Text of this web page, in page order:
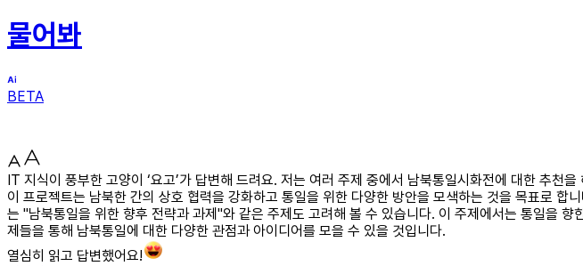
물어봐
BETA
IT 지식이 풍부한 고양이 ‘요고’가 답변해 드려요. 저는 여러 주제 중에서 남북통일시화전에 대한 추
이 프로젝트는 남북한 간의 상호 협력을 강화하고 통일을 위한 다양한 방안을 모색하는 것을 목표로
는 "남북통일을 위한 향후 전략과 과제"와 같은 주제도 고려해 볼 수 있습니다. 이 주제에서는 통일을
제들을 통해 남북통일에 대한 다양한 관점과 아이디어를 모을 수 있을 것입니다.
열심히 읽고 답변했어요!